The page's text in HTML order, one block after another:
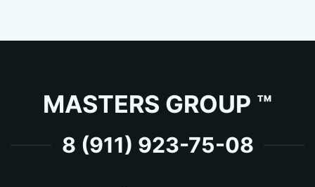
MASTERS GROUP ™
8 (911) 923-75-08